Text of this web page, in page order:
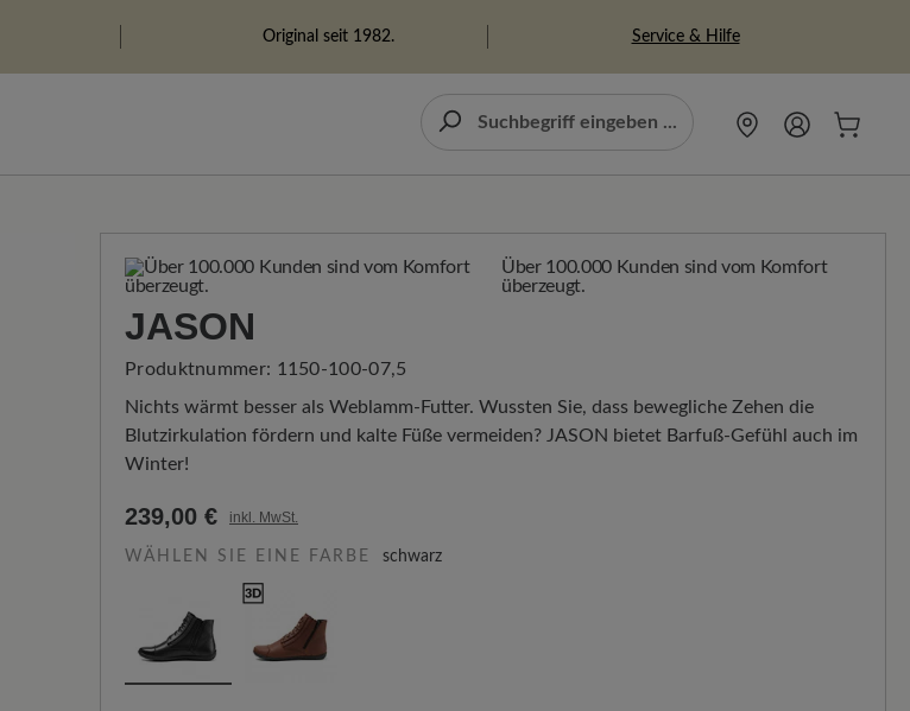
Original seit 1982. Service & Hilfe
Über 100.000 Kunden sind vom Komfort
überzeugt.
JASON
Produktnummer: 1150-100-07,5
Nichts wärmt besser als Weblamm-Futter. Wussten Sie, dass bewegliche Zehen die
Blutzirkulation fördern und kalte Füße vermeiden? JASON bietet Barfuß-Gefühl auch im
Winter!
239,00 € inkl. MwSt.
WÄHLEN SIE EINE FARBE schwarz